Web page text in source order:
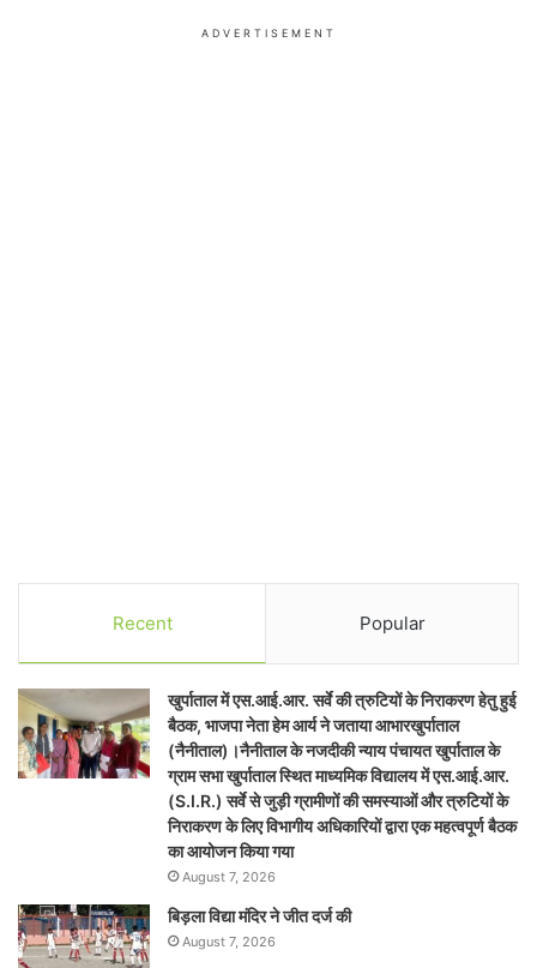
ADVERTISEMENT
Recent Popular
खुर्पाताल में एस.आई.आर. सर्वे की त्रुटियों के निराकरण हेतु हुई
बैठक, भाजपा नेता हेम आर्य ने जताया आभारखुर्पाताल
(नैनीताल)।नैनीताल के नजदीकी न्याय पंचायत खुर्पाताल के
ग्राम सभा खुर्पाताल स्थित माध्यमिक विद्यालय में एस.आई.आर.
(S.I.R.) सर्वे से जुड़ी ग्रामीणों की समस्याओं और त्रुटियों के
निराकरण के लिए विभागीय अधिकारियों द्वारा एक महत्वपूर्ण बैठक
का आयोजन किया गया
August 7, 2026
बिड़ला विद्या मंदिर ने जीत दर्ज की
August 7, 2026